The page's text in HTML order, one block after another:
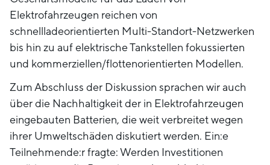
Elektrofahrzeugen reichen von
schnellladeorientierten Multi-Standort-Netzwerken
bis hin zu auf elektrische Tankstellen fokussierten
und kommerziellen/flottenorientierten Modellen.
Zum Abschluss der Diskussion sprachen wir auch
über die Nachhaltigkeit der in Elektrofahrzeugen
eingebauten Batterien, die weit verbreitet wegen
ihrer Umweltschäden diskutiert werden. Ein:e
Teilnehmende:r fragte: Werden Investitionen